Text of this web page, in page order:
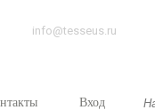
info@tesseus.ru
Вход